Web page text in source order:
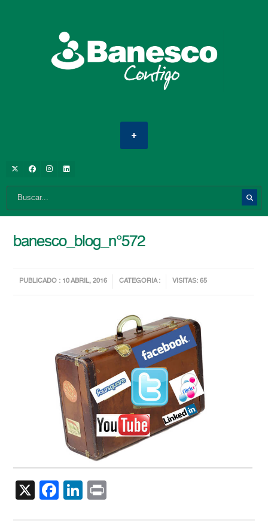
banesco_blog_n°572
PUBLICADO : 10 ABRIL, 2016 CATEGORIA : VISITAS: 65
X Facebook
LinkedIn